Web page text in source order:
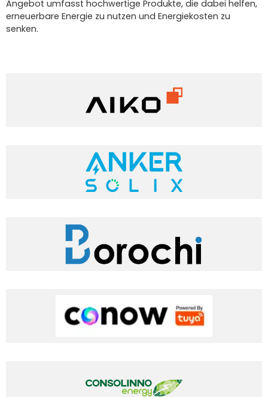
Angebot umfasst hochwertige Produkte, die dabei helfen,
erneuerbare Energie zu nutzen und Energiekosten zu
senken.